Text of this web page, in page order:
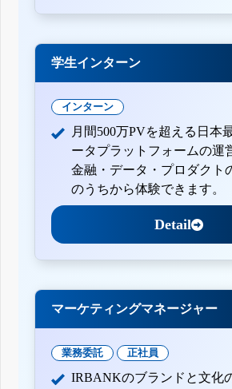
学生インターン
インターン
月間500万PVを超える日本
ータプラットフォームの運
金融・データ・プロダクト
のうちから体験できます。
Detail
マーケティングマネージャー
業務委託 正社員
IRBANKのブランドと文化